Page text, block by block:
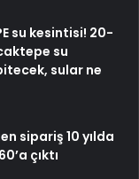
su kesintisi! 20-
su
sular ne
sipariş 10 yılda
çıktı